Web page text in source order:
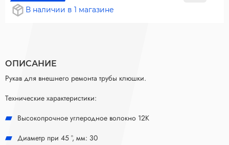
В наличии в 1 магазине
ОПИСАНИЕ
Рукав для внешнего ремонта трубы клюшки.
Технические характеристики:
Высокопрочное углеродное волокно 12К
Диаметр при 45 °, мм: 30